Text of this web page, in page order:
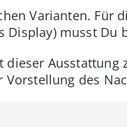
Varianten. Für
musst Du
dieser
Vorstellung des